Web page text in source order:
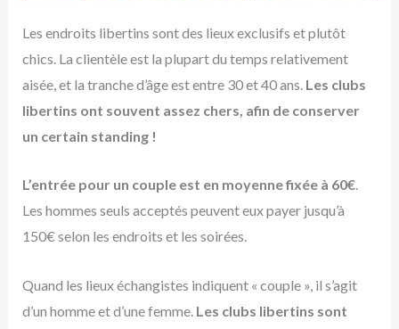
Les endroits libertins sont des lieux exclusifs et plutôt
chics. La clientèle est la plupart du temps relativement
aisée, et la tranche d’âge est entre 30 et 40 ans. Les clubs
libertins ont souvent assez chers, afin de conserver
un certain standing !
L’entrée pour un couple est en moyenne fixée à 60€.
Les hommes seuls acceptés peuvent eux payer jusqu’à
150€ selon les endroits et les soirées.
Quand les lieux échangistes indiquent « couple », il s’agit
d’un homme et d’une femme. Les clubs libertins sont